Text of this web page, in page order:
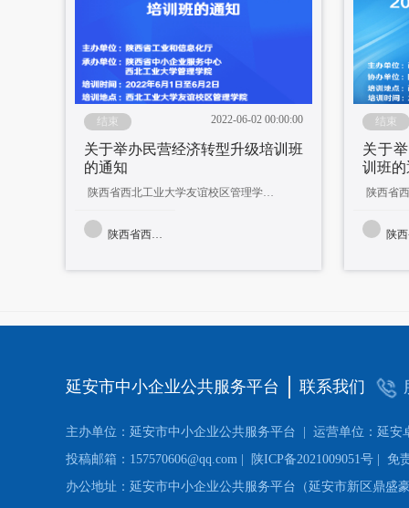
结束 2022-06-02 00:00:00
关于举办民营经济转型升级培训班
的通知
陕西省西北工业大学友谊校区管理学院(西安市碑林区友谊西路127号)
陕西省西省工业和信息化厅
结束
关于
训班
陕西省西
延安市中小企业公共服务平台 联系我们
主办单位：延安市中小企业公共服务平台 |
运营单位：延安
投稿邮箱：157570606@qq.com
陕ICP备2021009051号
免
办公地址：延安市中小企业公共服务平台（延安市新区鼎盛